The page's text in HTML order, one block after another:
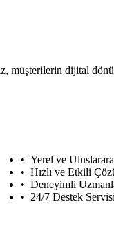
müşterilerin dijital
Yerel ve
Hızlı ve Etkili
Deneyimli
24/7 Destek Servisi